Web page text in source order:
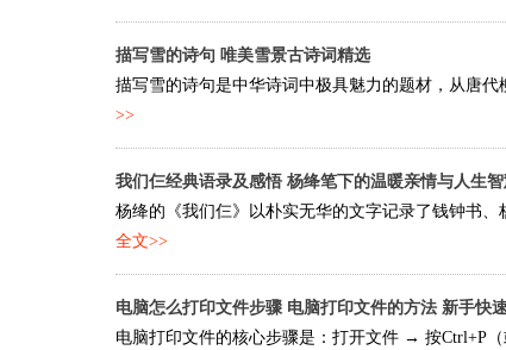
描写雪的诗句 唯美雪景古诗词精选
描写雪的诗句是中华诗词中极具魅力的题材，从唐
>>
我们仨经典语录及感悟 杨绛笔下的温暖亲情与人生
杨绛的《我们仨》以朴实无华的文字记录了钱钟书
全文>>
电脑怎么打印文件步骤 电脑打印文件的方法 新手快
电脑打印文件的核心步骤是：打开文件 → 按Ctrl+P